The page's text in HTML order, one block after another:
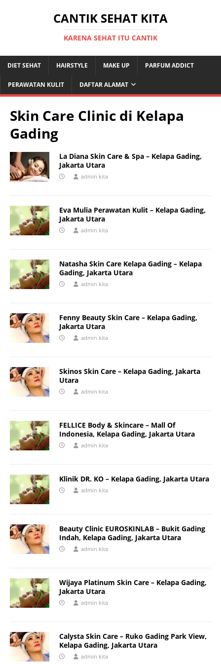
CANTIK SEHAT KITA
KARENA SEHAT ITU CANTIK
DIET SEHAT HAIRSTYLE MAKE UP PARFUM ADDICT
PERAWATAN KULIT DAFTAR ALAMAT
Skin Care Clinic di Kelapa
Gading
La Diana Skin Care & Spa – Kelapa Gading,
Jakarta Utara
admin kita
Eva Mulia Perawatan Kulit – Kelapa Gading,
Jakarta Utara
admin kita
Natasha Skin Care Kelapa Gading – Kelapa
Gading, Jakarta Utara
admin kita
Fenny Beauty Skin Care – Kelapa Gading,
Jakarta Utara
admin kita
Skinos Skin Care – Kelapa Gading, Jakarta
Utara
admin kita
FELLICE Body & Skincare – Mall Of
Indonesia, Kelapa Gading, Jakarta Utara
admin kita
Klinik DR. KO – Kelapa Gading, Jakarta Utara
admin kita
Beauty Clinic EUROSKINLAB – Bukit Gading
Indah, Kelapa Gading, Jakarta Utara
admin kita
Wijaya Platinum Skin Care – Kelapa Gading,
Jakarta Utara
admin kita
Calysta Skin Care – Ruko Gading Park View,
Kelapa Gading, Jakarta Utara
admin kita